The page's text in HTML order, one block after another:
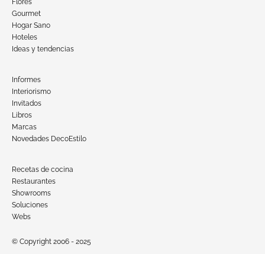
Gourmet
Hogar Sano
Hoteles
Ideas y tendencias
Informes
Interiorismo
Invitados
Libros
Marcas
Novedades DecoEstilo
Recetas de cocina
Restaurantes
Showrooms
Soluciones
Webs
© Copyright 2006 - 2025